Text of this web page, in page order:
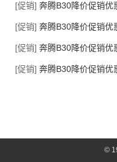
[促销] 奔腾B30降价促销优
[促销] 奔腾B30降价促销优
[促销] 奔腾B30降价促销优
[促销] 奔腾B30降价促销优
©